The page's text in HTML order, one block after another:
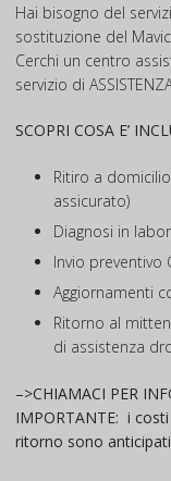
Hai bisogno del
sostituzione del
Cerchi un centro
servizio di
SCOPRI COSA E’
Ritiro a
assicurato)
Diagnosi in
Invio preventivo
Aggiornamenti
Ritorno al
di assistenza
–>CHIAMACI PER
IMPORTANTE: i
ritorno sono anticipati